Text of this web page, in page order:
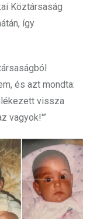
Köztársaság
így
és azt mondta:
vissza
vagyok!'”